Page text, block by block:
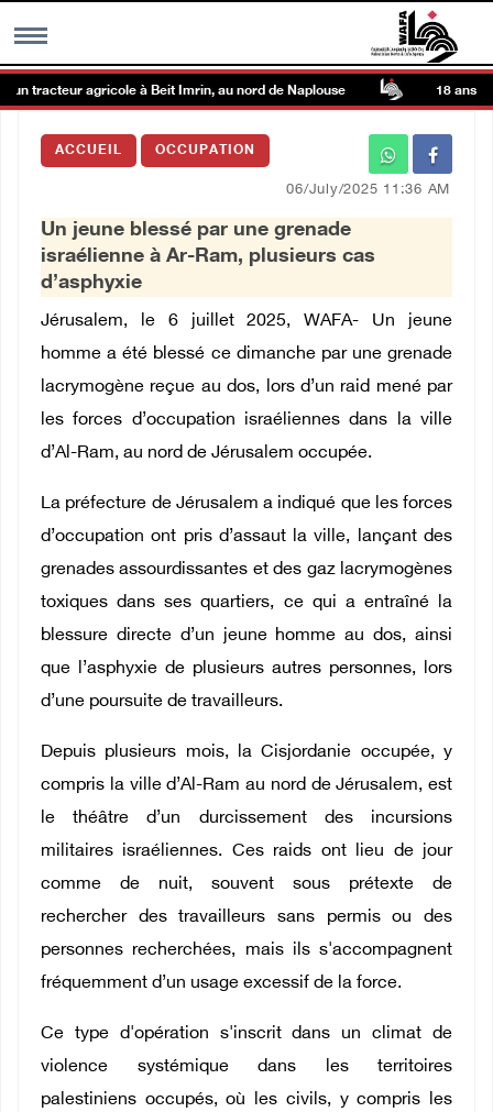
MENU
Galerie d’images
Centre palestinien
العربية
English
tracteur agricole à Beit Imrin, au nord de Naplouse 18 ans
ACCUEIL OCCUPATION
06/July/2025 11:36 AM
Un jeune blessé par une grenade
israélienne à Ar-Ram, plusieurs cas
d’asphyxie
Jérusalem, le 6 juillet 2025, WAFA- Un jeune
homme a été blessé ce dimanche par une grenade
lacrymogène reçue au dos, lors d’un raid mené par
les forces d’occupation israéliennes dans la ville
d’Al-Ram, au nord de Jérusalem occupée.
La préfecture de Jérusalem a indiqué que les forces
d’occupation ont pris d’assaut la ville, lançant des
grenades assourdissantes et des gaz lacrymogènes
toxiques dans ses quartiers, ce qui a entraîné la
blessure directe d’un jeune homme au dos, ainsi
que l’asphyxie de plusieurs autres personnes, lors
d’une poursuite de travailleurs.
Depuis plusieurs mois, la Cisjordanie occupée, y
compris la ville d’Al-Ram au nord de Jérusalem, est
le théâtre d’un durcissement des incursions
militaires israéliennes. Ces raids ont lieu de jour
comme de nuit, souvent sous prétexte de
rechercher des travailleurs sans permis ou des
personnes recherchées, mais ils s'accompagnent
fréquemment d’un usage excessif de la force.
Ce type d'opération s'inscrit dans un climat de
violence systémique dans les territoires
palestiniens occupés, où les civils, y compris les